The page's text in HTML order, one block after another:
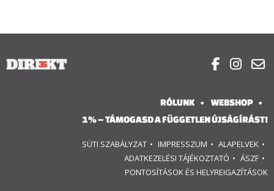
  
RÓLUNK
WEBSHOP
1% – TÁMOGASD A FÜGGETLEN ÚJSÁGÍRÁST!
SÜTI SZABÁLYZAT IMPRESSZUM
ALAPELVEK
ADATKEZELÉSI TÁJÉKOZTATÓ
ÁSZF
PONTOSÍTÁSOK ÉS HELYREIGAZÍTÁSOK